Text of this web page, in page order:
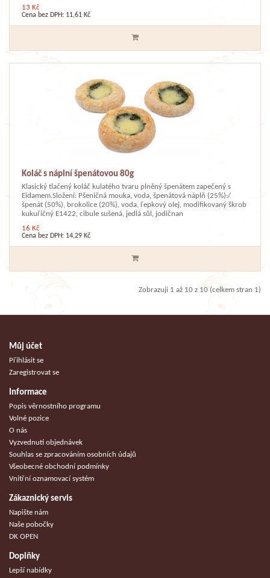
13 Kč
Cena bez DPH: 11,61 Kč
Koláč s náplní špenátovou 80g
Klasický tlačený koláč kulatého tvaru plněný špenátem zapečený s
Eidamem.Složení: Pšeničná mouka, voda, špenátová náplň (25%):/
špenát (50%), brokolice (20%), voda, řepkový olej, modifikovaný škrob
kukuřičný E1422, cibule sušená, jedlá sůl, jodičnan
16 Kč
Cena bez DPH: 14,29 Kč
Zobrazuji 1 až 10 z 10 (celkem stran 1)
Můj účet
Přihlásit se
Zaregistrovat se
Informace
Popis věrnostního programu
Volné pozice
O nás
Vyzvednutí objednávek
Souhlas se zpracováním osobních údajů
Všeobecné obchodní podmínky
Vnitřní oznamovací systém
Zákaznický servis
Napište nám
Naše pobočky
DK OPEN
Doplňky
Lepší nabídky